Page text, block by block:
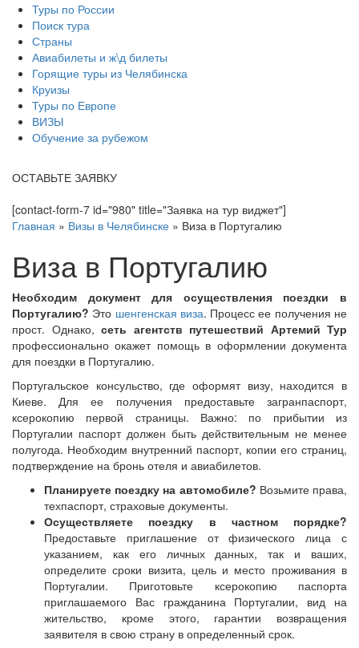
Туры по России
Поиск тура
Страны
Авиабилеты и ж\д билеты
Горящие туры из Челябинска
Круизы
Туры по Европе
ВИЗЫ
Обучение за рубежом
ОСТАВЬТЕ ЗАЯВКУ
[contact-form-7 id="980" title="Заявка на тур виджет"]
Главная » Визы в Челябинске » Виза в Португалию
Виза в Португалию
Необходим документ для осуществления поездки в
Португалию? Это шенгенская виза. Процесс ее получения не
прост. Однако, сеть агентств путешествий Артемий Тур
профессионально окажет помощь в оформлении документа
для поездки в Португалию.
Португальское консульство, где оформят визу, находится в
Киеве. Для ее получения предоставьте загранпаспорт,
ксерокопию первой страницы. Важно: по прибытии из
Португалии паспорт должен быть действительным не менее
полугода. Необходим внутренний паспорт, копии его страниц,
подтверждение на бронь отеля и авиабилетов.
Планируете поездку на автомобиле? Возьмите права,
техпаспорт, страховые документы.
Осуществляете поездку в частном порядке?
Предоставьте приглашение от физического лица с
указанием, как его личных данных, так и ваших,
определите сроки визита, цель и место проживания в
Португалии. Приготовьте ксерокопию паспорта
приглашаемого Вас гражданина Португалии, вид на
жительство, кроме этого, гарантии возвращения
заявителя в свою страну в определенный срок.